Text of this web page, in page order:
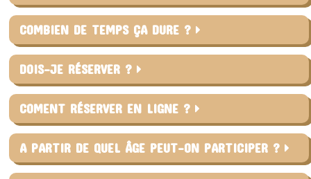
COMBIEN DE TEMPS ÇA DURE ?
DOIS-JE RÉSERVER ?
COMENT RÉSERVER EN LIGNE ?
A PARTIR DE QUEL ÂGE PEUT-ON PARTICIPER ?